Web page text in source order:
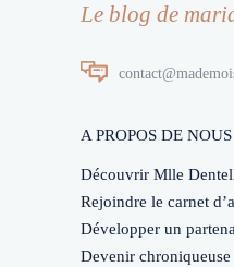
Le blog de
A PROPOS DE NOUS
Découvrir Mlle
Rejoindre le carnet
Développer un
Devenir chroniqueuse